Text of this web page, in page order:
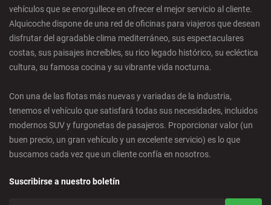
Castellon - Ciudad
Castro Urdiales - Ciudad
Córdoba - Ciudad
Corralejo - Fuerteventura
vehículos que se enorgullece en ofrecer el mejor servicio al cliente.
Alquicoche dispone de una red de oficinas para viajeros que desean
disfrutar del agradable clima mediterráneo, sus espectaculares
costas, sus paisajes increíbles, su rico legado histórico, su ecléctica
cultura, su famosa cocina y su vibrante vida nocturna.
Con una de las flotas más nuevas y variadas de la industria,
tenemos el vehículo que satisfará todas sus necesidades, incluidos
modernos SUV y furgonetas de pasajeros. Proporcionar valor (un
buen precio, un gran vehículo y un excelente servicio) es lo que
buscamos cada vez que un cliente confía en nosotros.
Suscribirse a nuestro boletín